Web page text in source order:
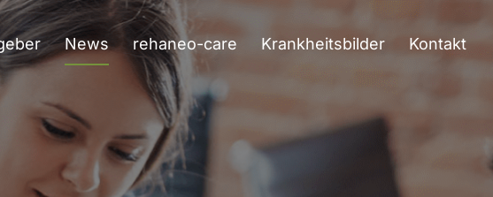
News rehaneo-care Krankheitsbilder Kontakt